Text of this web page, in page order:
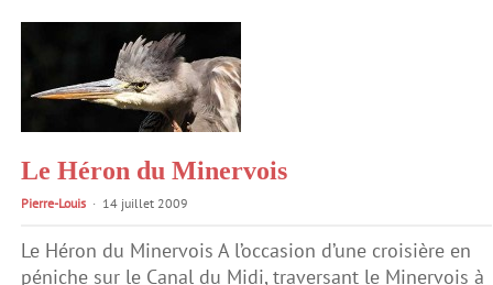
Le Héron du Minervois
Pierre-Louis 14 juillet 2009
Le Héron du Minervois A l’occasion d’une croisière en
péniche sur le Canal du Midi, traversant le Minervois à